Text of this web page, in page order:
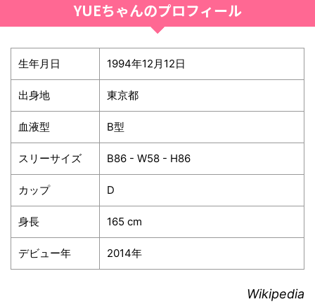
YUEちゃんのプロフィール
生年月日 1994年12月12日
出身地 東京都
血液型 B型
スリーサイズ B86 - W58 - H86
カップ D
身長 165 cm
デビュー年 2014年
Wikipedia